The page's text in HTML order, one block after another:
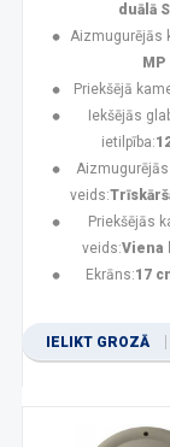
duālā
Aizmugurējās
MP
Priekšējā
Iekšējās
ietilpība:
veids:
Priekšējās
veids:Viena
Ekrāns:17
IELIKT GROZĀ